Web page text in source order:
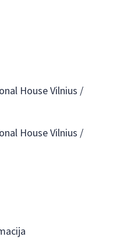
House Vilnius /
House Vilnius /